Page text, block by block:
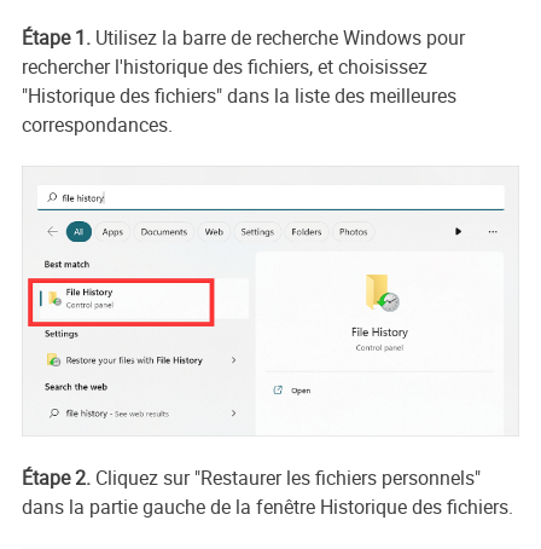
Étape 1.Utilisez la barre de recherche Windows pour
rechercher l'historique des fichiers, et choisissez
"Historique des fichiers" dans la liste des meilleures
correspondances.
Étape 2. Cliquez sur "Restaurer les fichiers personnels"
dans la partie gauche de la fenêtre Historique des fichiers.